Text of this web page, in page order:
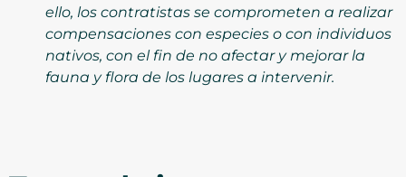
ello, los contratistas se comprometen a realizar
compensaciones con especies o con individuos
nativos, con el fin de no afectar y mejorar la
fauna y flora de los lugares a intervenir.